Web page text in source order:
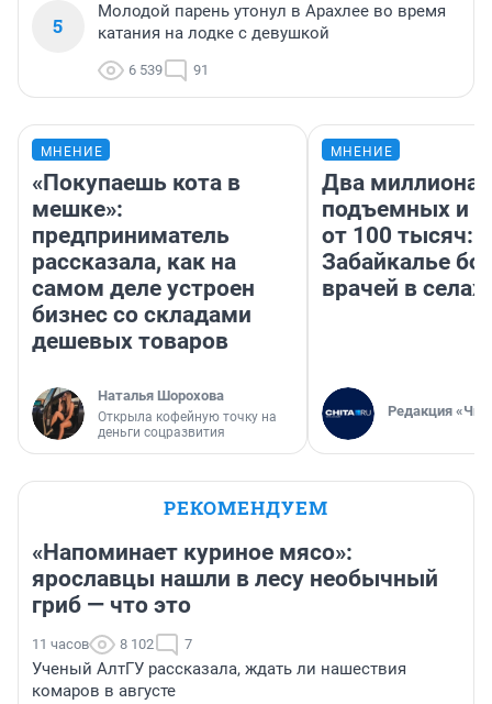
5
Молодой парень утонул в Арахлее во время
катания на лодке с девушкой
6 539 91
МНЕНИЕ
«Покупаешь кота в
мешке»:
предприниматель
рассказала, как на
самом деле устроен
бизнес со складами
дешевых товаров
Наталья Шорохова
Открыла кофейную точку на
деньги соцразвития
МНЕНИЕ
Два миллиона
подъемных и
от 100 тысяч:
Забайкалье
врачей в селах
Редакция
РЕКОМЕНДУЕМ
«Напоминает куриное мясо»:
ярославцы нашли в лесу необычный
гриб — что это
11 часов 8 102 7
Ученый АлтГУ рассказала, ждать ли нашествия
комаров в августе